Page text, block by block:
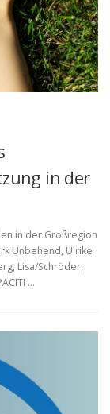
in der
in der Großregion
Unbehend, Ulrike
Lisa/Schröder,
…